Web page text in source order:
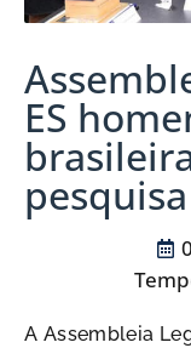
ES
A Assembleia